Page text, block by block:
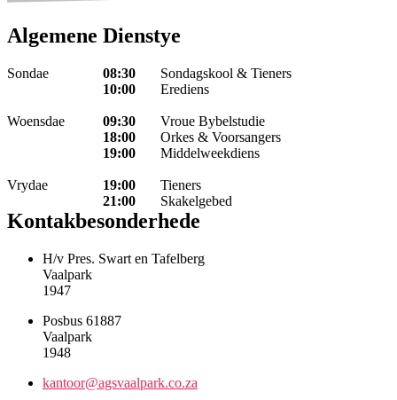
Algemene Dienstye
Sondae
Woensdae
Vrydae
08:30
10:00
09:30
18:00
19:00
19:00
21:00
Sondagskool & Tieners
Erediens
Vroue Bybelstudie
Orkes & Voorsangers
Middelweekdiens
Tieners
Skakelgebed
Kontakbesonderhede
H/v Pres. Swart en Tafelberg
Vaalpark
1947
Posbus 61887
Vaalpark
1948
kantoor@agsvaalpark.co.za